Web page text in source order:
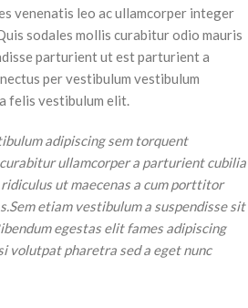
venenatis leo ac ullamcorper integer
sodales mollis curabitur odio mauris
parturient ut est parturient a
per vestibulum vestibulum
felis vestibulum elit.
adipiscing sem torquent
ullamcorper a parturient cubilia
ut maecenas a cum porttitor
etiam vestibulum a suspendisse sit
egestas elit fames adipiscing
volutpat pharetra sed a eget nunc